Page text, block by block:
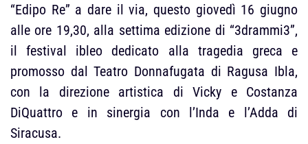
“Edipo Re” a dare il via, questo giovedì 16 giugno
alle ore 19,30, alla settima edizione di “3drammi3”,
il festival ibleo dedicato alla tragedia greca e
promosso dal Teatro Donnafugata di Ragusa Ibla,
con la direzione artistica di Vicky e Costanza
DiQuattro e in sinergia con l’Inda e l’Adda di
Siracusa.